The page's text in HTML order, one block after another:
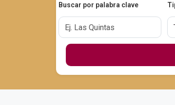
Buscar por palabra clave